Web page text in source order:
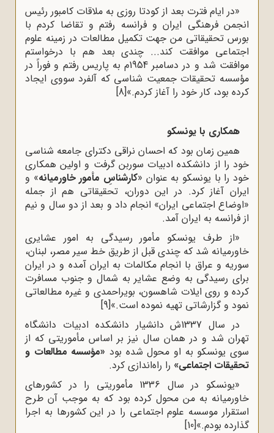
«در ایام فترت بعد از کودتا روزی به ملاقات کامبور رئیس
انجمن فرهنگی ایران و فرانسه رفتم و تقاضا کردم با
بورس تحقیقاتی من جهت تکمیل مطالعات در زمینه علوم
اجتماعی موافقت کند... چندی بعد هم با درخواستم
موافقت شد و در دسامبر 1954م به پاریس رفتم و فوراً در
مؤسسه تحقیقات جمعیت شناسی که آلفرد سووی ایجاد
کرده بود، کار خود را آغاز کردم.»[8]
همکاری با یونسکو
همین زمان بود که احسان نراقی دکترای جامعه شناسی
خود را از دانشکده ادبیات سوربن گرفت و اولین همکاری
خود را با یونسکو به عنوان «کارشناسِ مأمور خاورمیانه» و
ایران آغاز کرد. در این دوران، تحقیقاتی هم از جمله
«اوضاع اجتماعی ایران» انجام داد و بعد از دو سال و نیم
از فرانسه به ایران آمد.
«از طرف یونسکو مأمور رسیدگی به امور عشایری
خاورمیانه شد که چندی قبل از طریق خط سیر مصر، لبنان،
سوریه و عراق با انجام مکالمات به ایران آمده و در ایران
برای رسیدگی به وضع عشایر به شمال و جنوب مسافرت
کرده و روی ایلات شاهسون، بویراحمدی و غیره مطالعاتی
نمود و گزارشاتی تهیه نموده است.»[9]
در سال 1337ش دانشیار دانشکده ادبیات دانشگاه
تهران شد و در همان سال نیز بر اساس مأموریتی که از
سوی یونسکو به او محول شده بود «مؤسسه مطالعات و
تحقیقات اجتماعی» را راه‌اندازی کرد.
«یونسکو در سال 1336 مأموریتی را در کشورهای
خاورمیانه به من محول کرده بود که به موجب آن طرح
استقرار موسسه علوم اجتماعی را در این کشورها به اجرا
گذارده بودم.»[10]